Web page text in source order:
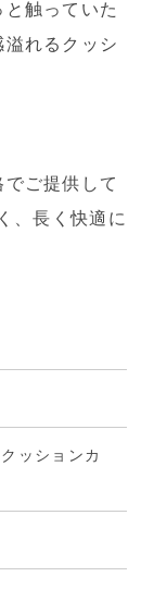
触っていた
れるクッシ
ご提供して
、長く快適に
ッションカ